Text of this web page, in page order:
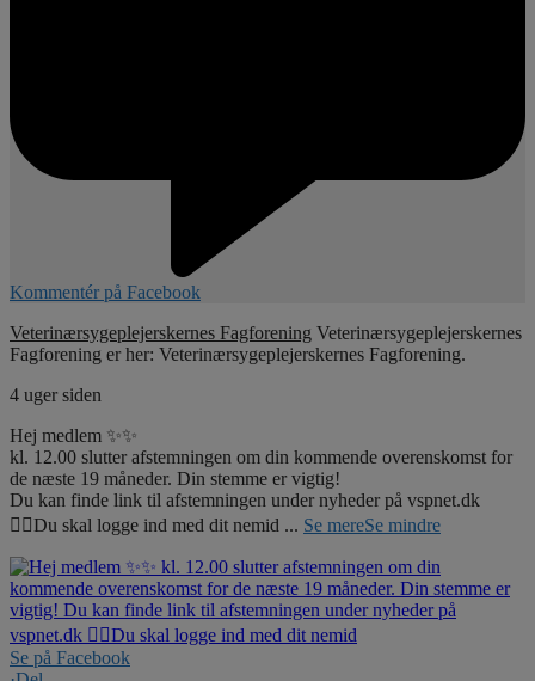
Kommentér på Facebook
Veterinærsygeplejerskernes Fagforening Veterinærsygeplejerskernes
Fagforening er her: Veterinærsygeplejerskernes Fagforening.
4 uger siden
Hej medlem ✨✨
kl. 12.00 slutter afstemningen om din kommende overenskomst for
de næste 19 måneder. Din stemme er vigtig!
Du kan finde link til afstemningen under nyheder på vspnet.dk
☝🏼Du skal logge ind med dit nemid ... Se mereSe mindre
Se på Facebook